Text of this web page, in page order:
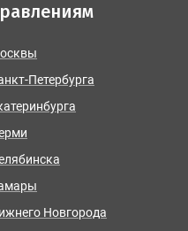
Петербурга
Новгорода